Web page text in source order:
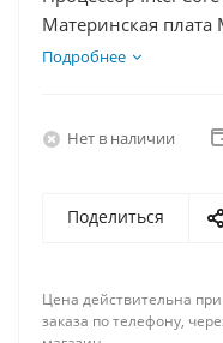
Материнская плата
RTX 4080 16Гб,
Подробнее
Нет в наличии
Поделиться
Цена действительна
заказа по телефону,